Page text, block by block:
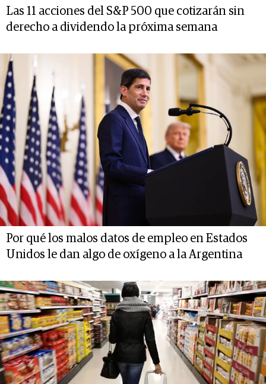
Las 11 acciones del S&P 500 que cotizarán sin
derecho a dividendo la próxima semana
Por qué los malos datos de empleo en Estados
Unidos le dan algo de oxígeno a la Argentina